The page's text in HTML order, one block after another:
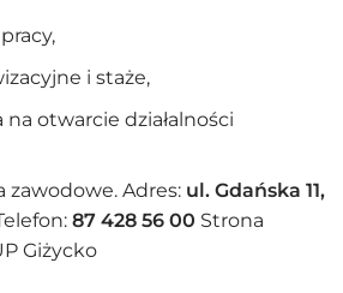
i staże,
otwarcie działalności
zawodowe. Adres: ul. Gdańska 11,
87 428 56 00 Strona
Giżycko